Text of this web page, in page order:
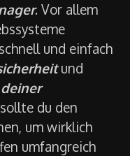
Ruf und hilt als
. Vor allem
und einfach
du den
um wirklich